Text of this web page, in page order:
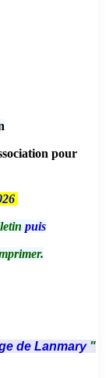
pour
puis
de Lanmary "